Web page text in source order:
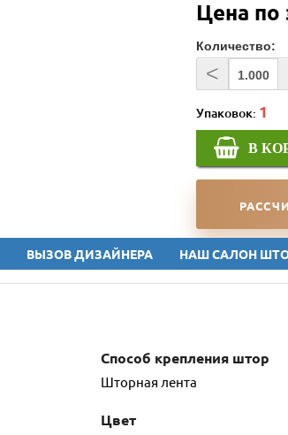
Цена по
Количество:
<
Упаковок:
В
ВЫЗОВ ДИЗАЙНЕРА НАШ САЛОН
Способ крепления штор
Шторная лента
Цвет